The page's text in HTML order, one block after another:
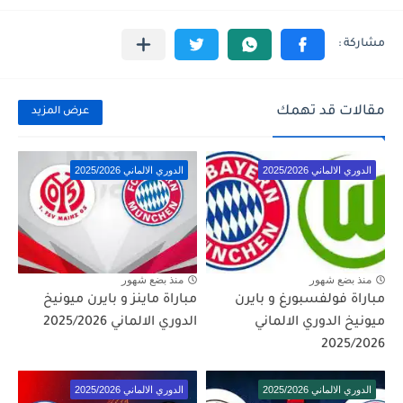
مقالات قد تهمك عرض المزيد
الدوري الالماني 2025/2026
منذ بضع شهور
مباراة فولفسبورغ و بايرن
ميونيخ الدوري الالماني
2025/2026
الدوري الالماني 2025/2026
منذ بضع شهور
مباراة ماينز و بايرن ميونيخ
الدوري الالماني 2025/2026
الدوري الالماني 2025/2026 الدوري الالماني 2025/2026